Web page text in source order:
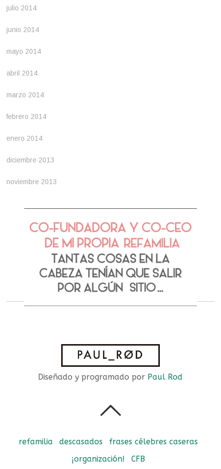
julio 2014
junio 2014
mayo 2014
abril 2014
marzo 2014
febrero 2014
enero 2014
diciembre 2013
noviembre 2013
Diseñado y programado por Paul Rod
refamilia descasados
frases célebres caseras
¡organización!
CFB